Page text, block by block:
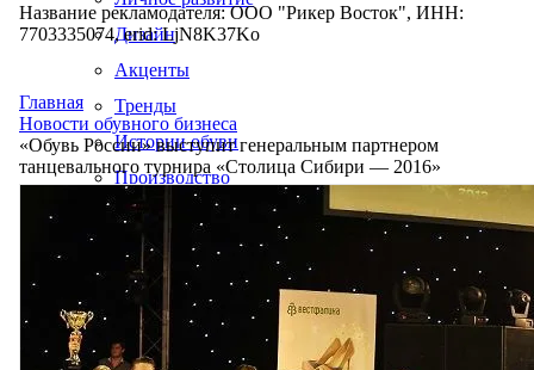
Дизайн
Акценты
Тренды
Истории обуви
Производство
Название рекламодателя: ООО "Рикер Восток", ИНН:
7703335074, erid: LjN8K37Ko
Главная
Новости обувного бизнеса
«Обувь России» выступит генеральным партнером
танцевального турнира «Столица Сибири — 2016»